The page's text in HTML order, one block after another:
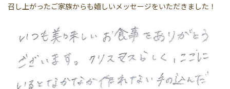
召し上がったご家族からも嬉しいメッセージをいただきました！